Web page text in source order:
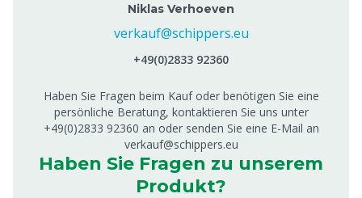
Niklas Verhoeven
verkauf@schippers.eu
+49(0)2833 92360
Haben Sie Fragen beim Kauf oder benötigen Sie eine
persönliche Beratung, kontaktieren Sie uns unter
+49(0)2833 92360 an oder senden Sie eine E-Mail an
verkauf@schippers.eu
Haben Sie Fragen zu unserem
Produkt?